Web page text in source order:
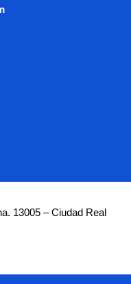
13005 – Ciudad Real